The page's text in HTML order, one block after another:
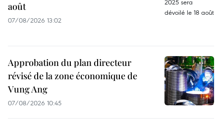
août
07/08/2026 13:02
Approbation du plan directeur
révisé de la zone économique de
Vung Ang
07/08/2026 10:45